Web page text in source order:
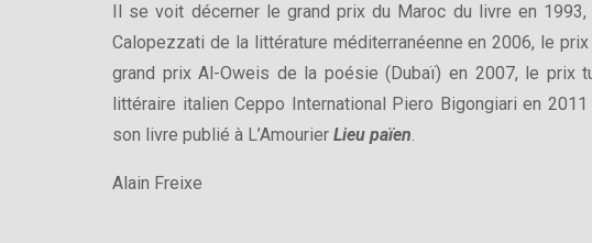
Il se voit décerner le grand prix du Maroc du livre en
Calopezzati de la littérature méditerranéenne en 2006, le
grand prix Al-Oweis de la poésie (Dubaï) en 2007, le prix
littéraire italien Ceppo International Piero Bigongiari en
son livre publié à L’Amourier Lieu païen.
Alain Freixe